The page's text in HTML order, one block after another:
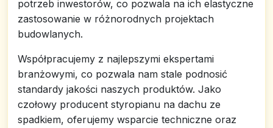
potrzeb inwestorów, co pozwala na ich elastyczne
zastosowanie w różnorodnych projektach
budowlanych.
Współpracujemy z najlepszymi ekspertami
branżowymi, co pozwala nam stale podnosić
standardy jakości naszych produktów. Jako
czołowy producent styropianu na dachu ze
spadkiem, oferujemy wsparcie techniczne oraz